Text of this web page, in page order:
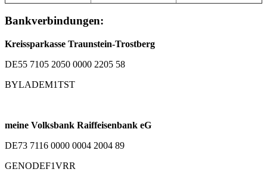
Bankverbindungen:
Kreissparkasse Traunstein-Trostberg
DE55 7105 2050 0000 2205 58
BYLADEM1TST
meine Volksbank Raiffeisenbank eG
DE73 7116 0000 0004 2004 89
GENODEF1VRR